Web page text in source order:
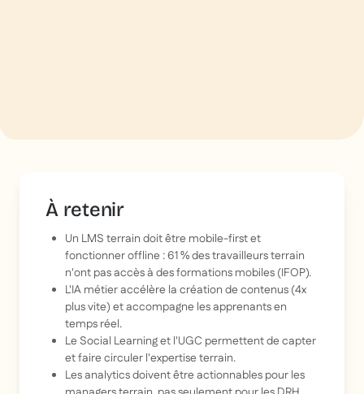
À retenir
Un LMS terrain doit être mobile-first et
fonctionner offline : 61 % des travailleurs terrain
n'ont pas accès à des formations mobiles (IFOP).
L'IA métier accélère la création de contenus (4x
plus vite) et accompagne les apprenants en
temps réel.
Le Social Learning et l'UGC permettent de capter
et faire circuler l'expertise terrain.
Les analytics doivent être actionnables pour les